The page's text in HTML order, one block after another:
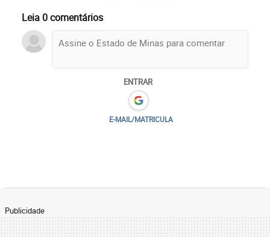
Leia 0 comentários
ENTRAR
E-MAIL/MATRICULA
Publicidade